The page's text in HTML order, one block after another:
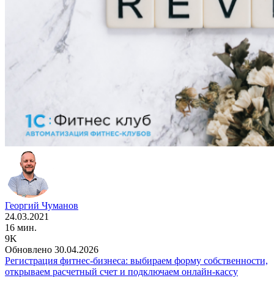
Георгий Чуманов
24.03.2021
16 мин.
9K
Обновлено 30.04.2026
Регистрация фитнес-бизнеса: выбираем форму собственности,
открываем расчетный счет и подключаем онлайн-кассу